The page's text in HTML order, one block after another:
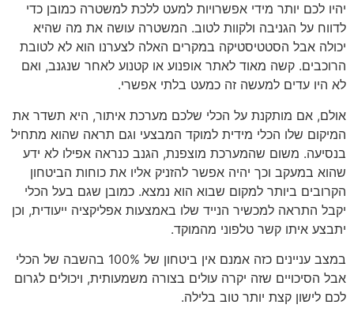
יהיו לכם יותר מידי אפשרויות למעט ללכת למשטרה כמובן כדי
לדווח על הגניבה ולקוות לטוב. המשטרה עושה את מה שהיא
יכולה אבל הסטטיסטיקה במקרים האלה לצערנו הוא לא לטובת
הרוכבים. קשה מאוד לאתר אופנוע או קטנוע לאחר שנגנב, ואם
לא היו עדים למעשה זה כמעט בלתי אפשרי.
אולם, אם מותקנת על הכלי שלכם מערכת איתור, היא תשדר את
המיקום שלו הכלי מידית למוקד המבצעי וגם תראה שהוא מתחיל
בנסיעה. משום שהמערכת מוצפנת, הגנב כנראה אפילו לא ידע
שהוא במעקב וכך יהיה אפשר להזניק אליו את כוחות הביטחון
הקרובים ביותר למקום שבוא הוא נמצא. כמובן שגם בעל הכלי
יקבל התראה למכשיר הנייד שלו באמצעות אפליקציה ייעודית, וכן
יתבצע איתו קשר טלפוני מהמוקד.
במצב עניינים כזה אמנם אין ביטחון של 100% בהשבה של הכלי
אבל הסיכויים שזה יקרה עולים בצורה משמעותית, ויכולים לגרום
לכם לישון קצת יותר טוב בלילה.